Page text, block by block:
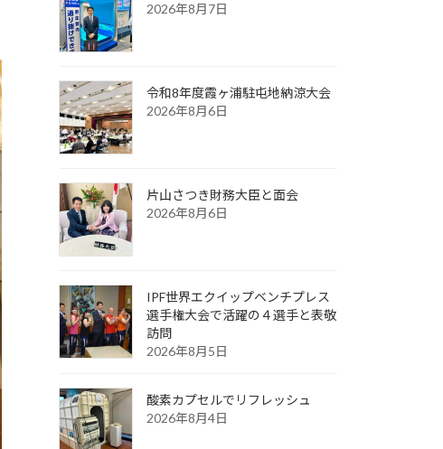
2026年8月7日
令和8年度霞ヶ浦駐屯地納涼大会
2026年8月6日
片山さつき財務大臣と面会
2026年8月6日
IPF世界エクイップベンチプレス
選手権大会で活躍の４選手と表敬
訪問
2026年8月5日
酸素カプセルでリフレッシュ
2026年8月4日